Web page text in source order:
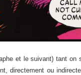
et le suivant) tant
directement ou